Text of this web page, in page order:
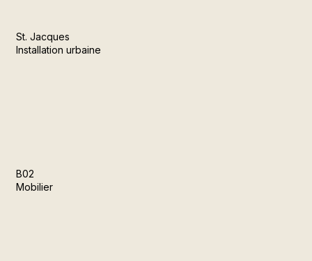
St. Jacques
Installation urbaine
B02
Mobilier